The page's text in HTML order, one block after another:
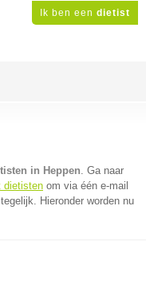
Ik ben een dietist
in Heppen. Ga naar
dietisten om via één e-mail
Hieronder worden nu